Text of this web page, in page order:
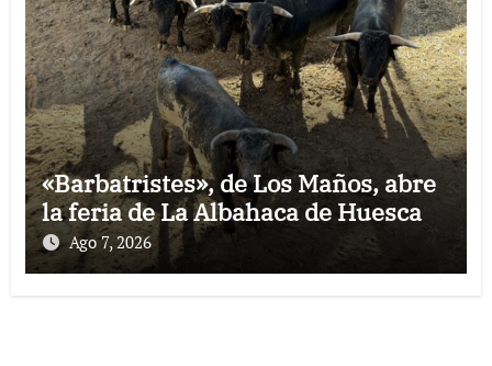
«Barbatristes», de Los Maños, abre
la feria de La Albahaca de Huesca
Ago 7, 2026